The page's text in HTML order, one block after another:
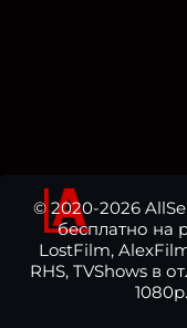
© 2020-2026
бесплатно на
LostFilm,
RHS, TVShows в
1080p.